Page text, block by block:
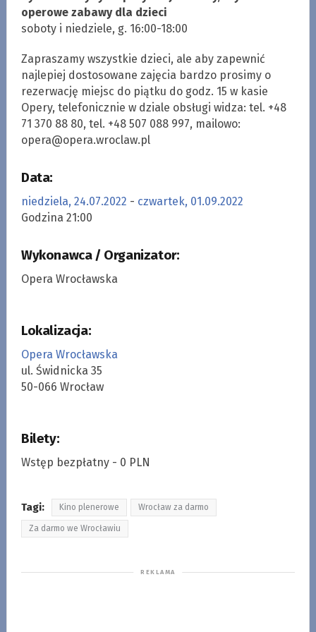
operowe zabawy dla dzieci
soboty i niedziele, g. 16:00-18:00
Zapraszamy wszystkie dzieci, ale aby zapewnić
najlepiej dostosowane zajęcia bardzo prosimy o
rezerwację miejsc do piątku do godz. 15 w kasie
Opery, telefonicznie w dziale obsługi widza: tel. +48
71 370 88 80, tel. +48 507 088 997, mailowo:
opera@opera.wroclaw.pl
Data:
niedziela, 24.07.2022 - czwartek, 01.09.2022
Godzina 21:00
Wykonawca / Organizator:
Opera Wrocławska
Lokalizacja:
Opera Wrocławska
ul. Świdnicka 35
50-066 Wrocław
Bilety:
Wstęp bezpłatny - 0 PLN
Tagi: Kino plenerowe Wrocław za darmo
Za darmo we Wrocławiu